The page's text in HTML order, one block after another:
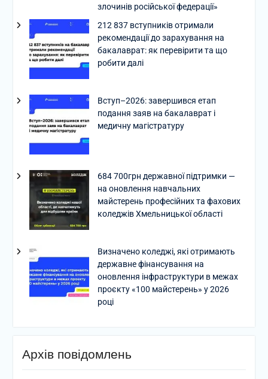
злочинів російської федерації»
212 837 вступників отримали
рекомендації до зарахування на
бакалаврат: як перевірити та що
робити далі
Вступ–2026: завершився етап
подання заяв на бакалаврат і
медичну магістратуру
684 700грн державної підтримки —
на оновлення навчальних
майстерень професійних та фахових
коледжів Хмельницької області
Визначено коледжі, які отримають
державне фінансування на
оновлення інфраструктури в межах
проєкту «100 майстерень» у 2026
році
Архів повідомлень